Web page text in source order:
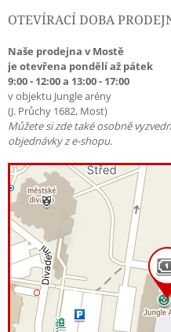
OTEVÍRACÍ DOBA
Naše prodejna v Mostě
je otevřena pondělí až pátek
9:00 - 12:00 a 13:00 - 17:00
v objektu Jungle arény
(J. Průchy 1682, Most)
Můžete si zde také osobně
objednávky z e-shopu.